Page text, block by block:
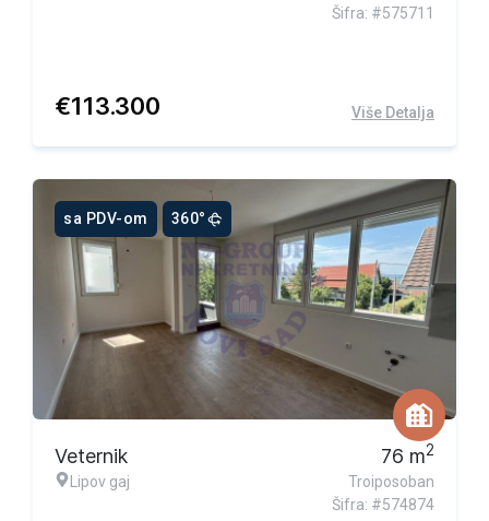
Šifra: #575711
€113.300 Više Detalja
sa PDV-om 360°
Veternik
Lipov gaj
76 m2
Troiposoban
Šifra: #574874